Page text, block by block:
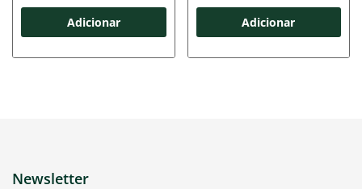
Adicionar Adicionar
Newsletter